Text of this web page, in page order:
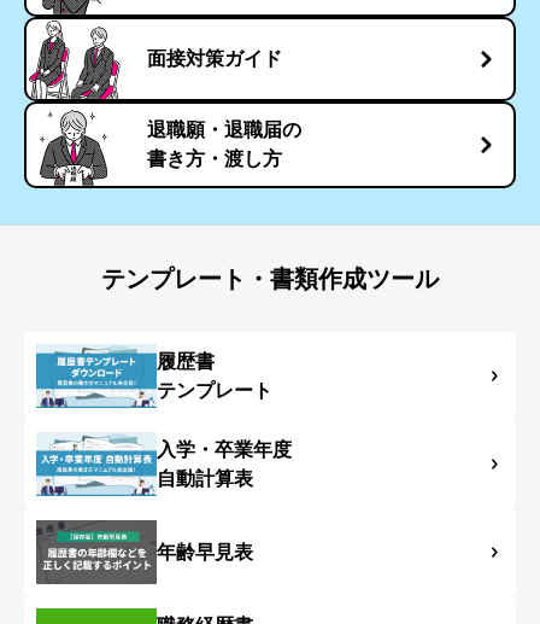
面接対策ガイド
退職願・退職届の
書き方・渡し方
テンプレート・書類作成ツール
履歴書
テンプレート
入学・卒業年度
自動計算表
年齢早見表